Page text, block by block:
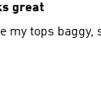
great
my tops